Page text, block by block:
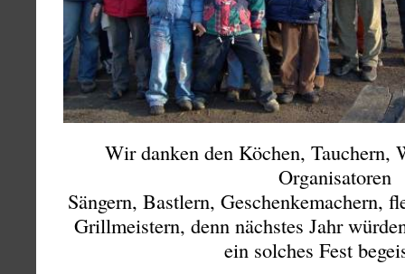
Wir danken den Köchen, Tauchern,
Organisatoren
Sängern, Bastlern, Geschenkemachern,
Grillmeistern, denn nächstes Jahr
ein solches Fest